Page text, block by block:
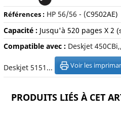
Références : HP 56/56 - (C9502AE)
Capacité : Jusqu'à 520 pages X 2
Compatible avec : Deskjet
Deskjet 5151... Voir les
PRODUITS LIÉS À CET